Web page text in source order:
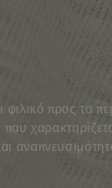
προς το
που